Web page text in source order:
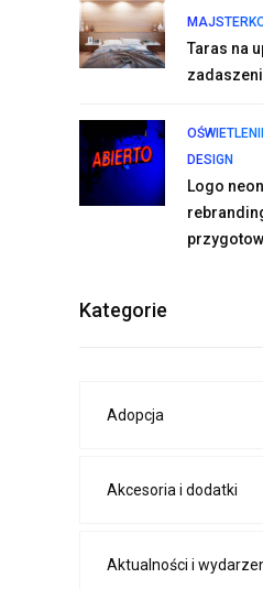
Taras na
DESIGN
Logo
Kategorie
Adopcja
Akcesoria i dodatki
Aktualności i